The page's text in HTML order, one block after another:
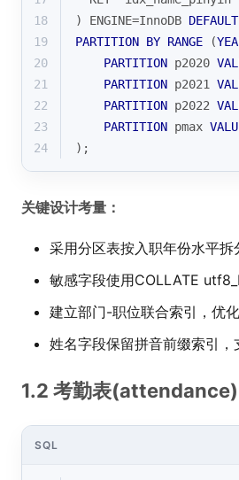
18
) ENGINE=InnoDB DEFAULT
19
PARTITION BY RANGE (
20
PARTITION p2020
21
PARTITION p2021
22
PARTITION p2022
23
PARTITION pmax
24
);
关键设计考量：
采用分区表按入职年份水平拆
敏感字段使用COLLATE
建立部门-职位联合索引，优
姓名字段保留拼音前缀索引，
1.2 考勤表
SQL